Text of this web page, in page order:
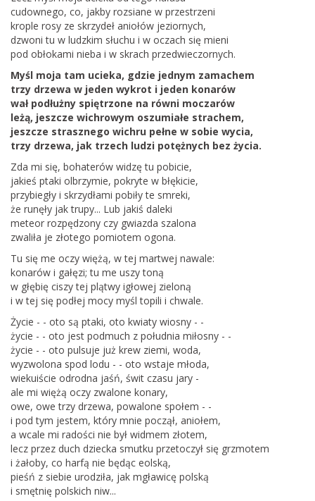
cudownego, co, jakby rozsiane w przestrzeni
krople rosy ze skrzydeł aniołów jeziornych,
dzwoni tu w ludzkim słuchu i w oczach się mieni
pod obłokami nieba i w skrach przedwieczornych.
Myśl moja tam ucieka, gdzie jednym zamachem
trzy drzewa w jeden wykrot i jeden konarów
wał podłużny spiętrzone na równi moczarów
leżą, jeszcze wichrowym oszumiałe strachem,
jeszcze strasznego wichru pełne w sobie wycia,
trzy drzewa, jak trzech ludzi potężnych bez życia.
Zda mi się, bohaterów widzę tu pobicie,
jakieś ptaki olbrzymie, pokryte w błękicie,
przybiegły i skrzydłami pobiły te smreki,
że runęły jak trupy... Lub jakiś daleki
meteor rozpędzony czy gwiazda szalona
zwaliła je złotego pomiotem ogona.
Tu się me oczy więżą, w tej martwej nawale:
konarów i gałęzi; tu me uszy toną
w głębię ciszy tej plątwy igłowej zieloną
i w tej się podłej mocy myśl topili i chwale.
Życie - - oto są ptaki, oto kwiaty wiosny - -
życie - - oto jest podmuch z południa miłosny - -
życie - - oto pulsuje już krew ziemi, woda,
wyzwolona spod lodu - - oto wstaje młoda,
wiekuiście odrodna jaśń, świt czasu jary -
ale mi więżą oczy zwalone konary,
owe, owe trzy drzewa, powalone społem - -
i pod tym jestem, który mnie począł, aniołem,
a wcale mi radości nie był widmem złotem,
lecz przez duch dziecka smutku przetoczył się grzmotem
i żałoby, co harfą nie będąc eolską,
pieśń z siebie urodziła, jak mgławicę polską
i smętnię polskich niw...